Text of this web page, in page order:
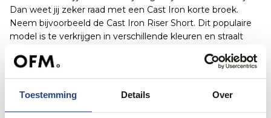
Toestemming Details Over
Dan weet jij zeker raad met een Cast Iron korte broek.
Neem bijvoorbeeld de Cast Iron Riser Short. Dit populaire
model is te verkrijgen in verschillende kleuren en straalt
persoonlijke stijl? Kies dan bijvoorbeeld voor de Cast Iron
korte jeans! Een goed basiskledingstuk in elke
zomergarderobe waar je eindeloos me kunt combineren.
Hoe combineer ik een korte broek heren Cast